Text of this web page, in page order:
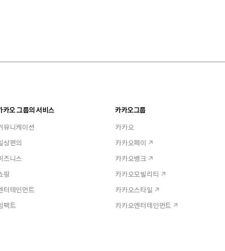
카오 그룹의 서비스
뮤니케이션
상편의
즈니스
핑
터테인먼트
팩트
카카오그룹
카카오
카카오페이
카카오뱅크
카카오모빌리티
카카오스타일
카카오엔터테인먼트